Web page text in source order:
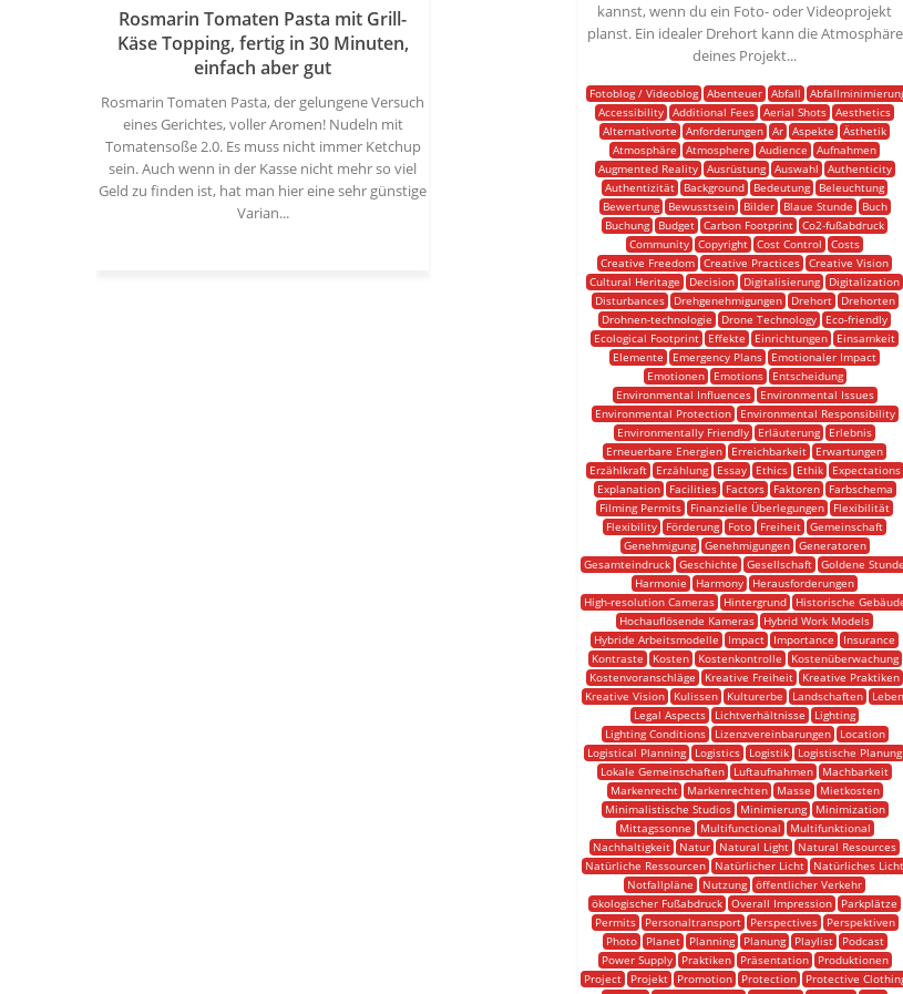
Rosmarin Tomaten Pasta mit Grill-
Käse Topping, fertig in 30 Minuten,
einfach aber gut
Rosmarin Tomaten Pasta, der gelungene Versuch
eines Gerichtes, voller Aromen! Nudeln mit
Tomatensoße 2.0. Es muss nicht immer Ketchup
sein. Auch wenn in der Kasse nicht mehr so viel
Geld zu finden ist, hat man hier eine sehr günstige
Varian...
kannst, wenn du ein Foto- oder Videoprojekt
planst. Ein idealer Drehort kann die Atmosphäre
deines Projekt...
Fotoblog / Videoblog Abenteuer Abfall
Accessibility Additional Fees Aerial Shots Aesthetics
Alternativorte
Anforderungen Ar Aspekte
Ästhetik
Atmosphäre
Atmosphere Audience
Aufnahmen
Augmented Reality
Ausrüstung Auswahl
Authenticity
Authentizität
Background Bedeutung
Beleuchtung
Bewertung
Bewusstsein Bilder Blaue Stunde
Buch
Buchung
Budget Carbon Footprint Co2-fußabdruck
Community Copyright Cost Control
Costs
Creative Freedom Creative Practices Creative Vision
Cultural Heritage
Decision Digitalisierung
Digitalization
Disturbances
Drehgenehmigungen Drehort
Drehorten
Drohnen-technologie
Drone Technology
Eco-friendly
Ecological Footprint
Effekte Einrichtungen
Einsamkeit
Elemente
Emergency Plans
Emotionaler Impact
Emotionen
Emotions
Entscheidung
Environmental Influences
Environmental Issues
Environmental Protection
Environmental Responsibility
Environmentally Friendly
Erläuterung
Erlebnis
Erneuerbare Energien
Erreichbarkeit
Erwartungen
Erzählkraft
Erzählung Essay Ethics Ethik
Expectations
Explanation
Facilities Factors Faktoren
Farbschema
Filming Permits
Finanzielle Überlegungen
Flexibilität
Flexibility
Förderung Foto Freiheit Gemeinschaft
Genehmigung
Genehmigungen
Generatoren
Gesamteindruck Geschichte Gesellschaft Goldene Stunde
Harmonie
Harmony
Herausforderungen
High-resolution Cameras
Hintergrund
Historische
Hochauflösende Kameras
Hybrid Work Models
Hybride Arbeitsmodelle
Impact Importance
Insurance
Kontraste
Kosten Kostenkontrolle
Kostenüberwachung
Kostenvoranschläge
Kreative Freiheit
Kreative Praktiken
Kreative Vision
Kulissen Kulturerbe Landschaften
Leben
Legal Aspects
Lichtverhältnisse
Lighting
Lighting Conditions
Lizenzvereinbarungen
Location
Logistical Planning
Logistics Logistik
Logistische Planung
Lokale Gemeinschaften
Luftaufnahmen
Machbarkeit
Markenrecht
Markenrechten Masse
Mietkosten
Minimalistische Studios
Minimierung
Minimization
Mittagssonne
Multifunctional
Multifunktional
Nachhaltigkeit
Natur Natural Light
Natural Resources
Natürliche Ressourcen
Natürlicher Licht
Natürliches Licht
Notfallpläne
Nutzung öffentlicher Verkehr
ökologischer Fußabdruck Overall Impression
Parkplätze
Permits
Personaltransport Perspectives
Perspektiven
Photo
Planet Planning Planung Playlist
Podcast
Power Supply
Praktiken Präsentation
Produktionen
Project
Projekt Promotion Protection
Protective